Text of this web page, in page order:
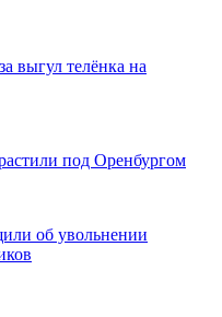
выгул телёнка на
под Оренбургом
об увольнении